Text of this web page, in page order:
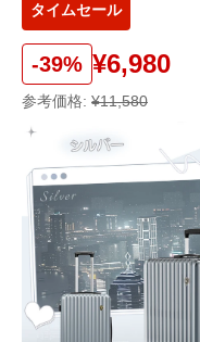
タイムセール
-39% ¥6,980
参考価格: ¥11,580